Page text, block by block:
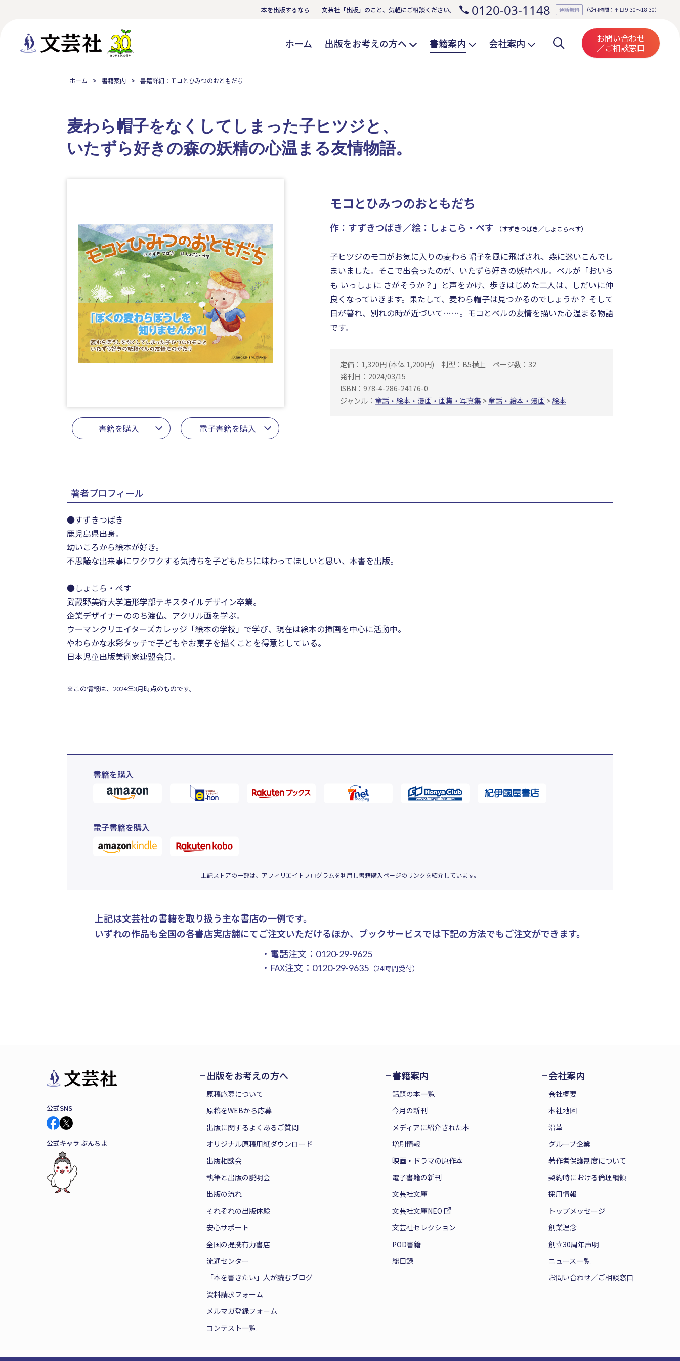
本を出版するなら──文芸社「出版」のこと、気軽にご相談ください。 0120-03-1148 通話無料 （受付時間：平日 9:30～18:30）
ホーム 出版をお考えの方へ 書籍案内 会社案内 お問い合わせ
／ご相談窓口
ホーム 書籍案内 書籍詳細：モコとひみつのおともだち
モコとひみつのおともだち
作：すずきつばき／絵：しょこら・ぺす （すずきつばき／しょこらぺす）
書籍を購入 電子書籍を購入
麦わら帽子をなくしてしまった子ヒツジと、
いたずら好きの森の妖精の心温まる友情物語。
子ヒツジのモコがお気に入りの麦わら帽子を風に飛ばされ、森に迷いこんでし
まいました。そこで出会ったのが、いたずら好きの妖精ベル。ベルが「おいら
も いっしょに さがそうか？」と声をかけ、歩きはじめた二人は、しだいに仲
良くなっていきます。果たして、麦わら帽子は見つかるのでしょうか？ そして
日が暮れ、別れの時が近づいて……。モコとベルの友情を描いた心温まる物語
です。
定価：1,320円 (本体 1,200円) 判型：B5横上
ページ数：32
発刊日：2024/03/15
ISBN：978-4-286-24176-0
ジャンル： 童話・絵本・漫画・画集・写真集 > 童話・絵本・漫画 >絵本
著者プロフィール
●すずきつばき
鹿児島県出身。
幼いころから絵本が好き。
不思議な出来事にワクワクする気持ちを子どもたちに味わってほしいと思い、本書を出版。
●しょこら・ぺす
武蔵野美術大学造形学部テキスタイルデザイン卒業。
企業デザイナーののち渡仏、アクリル画を学ぶ。
ウーマンクリエイターズカレッジ「絵本の学校」で学び、現在は絵本の挿画を中心に活動中。
やわらかな水彩タッチで子どもやお菓子を描くことを得意としている。
日本児童出版美術家連盟会員。
※この情報は、2024年3月時点のものです。
書籍を購入
電子書籍を購入
上記ストアの一部は、アフィリエイトプログラムを利用し書籍購入ページのリンクを紹介しています。
上記は文芸社の書籍を取り扱う主な書店の一例です。
いずれの作品も全国の各書店実店舗にてご注文いただけるほか、ブックサービスでは下記の方法でもご注文ができます。
・電話注文： 0120-29-9625
・FAX注文： 0120-29-9635（24時間受付）
公式SNS
公式キャラ ぶんちよ
出版をお考えの方へ
原稿応募について
原稿をWEBから応募
出版に関するよくあるご質問
オリジナル原稿用紙ダウンロード
出版相談会
執筆と出版の説明会
出版の流れ
それぞれの出版体験
安心サポート
全国の提携有力書店
流通センター
「本を書きたい」人が読むブログ
資料請求フォーム
メルマガ登録フォーム
コンテスト一覧
書籍案内
話題の本一覧
今月の新刊
メディアに紹介された本
増刷情報
映画・ドラマの原作本
電子書籍の新刊
文芸社文庫
文芸社文庫NEO
文芸社セレクション
POD書籍
総目録
会社案内
会社概要
本社地図
沿革
グループ企業
著作者保護制度について
契約時における倫理綱領
採用情報
トップメッセージ
創業理念
創立30周年声明
ニュース一覧
お問い合わせ／ご相談窓口